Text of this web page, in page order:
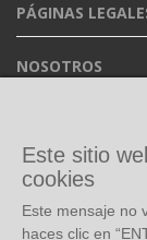
PÁGINAS
NOSOTROS
ETIQUETAS
Este sitio
cookies
Este mensaje no
haces clic en